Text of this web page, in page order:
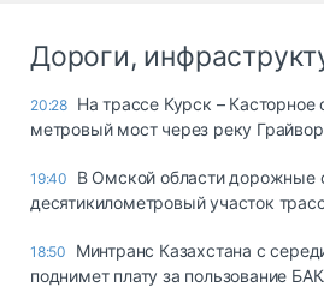
Дороги,
20:28 На трассе Курск – Касторное
метровый мост через реку
19:40
В Омской области дорожные
десятикилометровый участок
18:50
Минтранс Казахстана с
поднимет плату за пользование